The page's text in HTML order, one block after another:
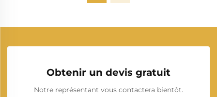
Obtenir un devis gratuit
Notre représentant vous contactera bientôt.